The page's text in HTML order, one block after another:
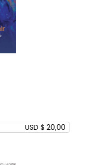
USD $ 20,00